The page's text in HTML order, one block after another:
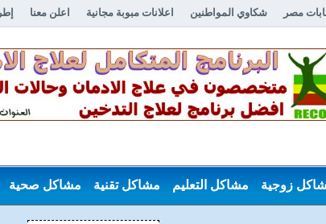
مصر شكاوي المواطنين اعلانات مبوبة مجانية اعلن معنا
زوجية مشاكل التعليم مشاكل تقنية مشاكل صحية